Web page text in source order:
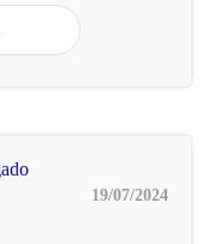
19/07/2024